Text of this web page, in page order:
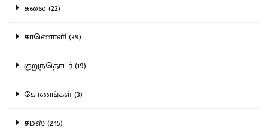
கலை (22)
காணொளி (39)
குறுந்தொடர் (19)
கோணங்கள் (3)
சமஸ் (245)